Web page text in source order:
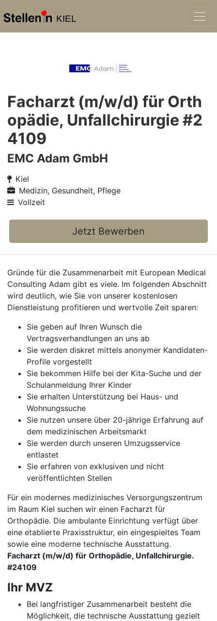
KIEL
Facharzt (m/w/d) für Orth
opädie, Unfallchirurgie #2
4109
EMC Adam GmbH
Kiel
Medizin, Gesundheit, Pflege
Vollzeit
Jetzt Bewerben
Gründe für die Zusammenarbeit mit European Medical
Consulting Adam gibt es viele. Im folgenden Abschnitt
wird deutlich, wie Sie von unserer kostenlosen
Dienstleistung profitieren und wertvolle Zeit sparen:
Sie geben auf Ihren Wunsch die
Vertragsverhandlungen an uns ab
Sie werden diskret mittels anonymer Kandidaten-
Profile vorgestellt
Sie bekommen Hilfe bei der Kita-Suche und der
Schulanmeldung Ihrer Kinder
Sie erhalten Unterstützung bei Haus- und
Wohnungssuche
Sie nutzen unsere über 20-jährige Erfahrung auf
dem medizinischen Arbeitsmarkt
Sie werden durch unseren Umzugsservice
entlastet
Sie erfahren von exklusiven und nicht
veröffentlichten Stellen
Für ein modernes medizinisches Versorgungszentrum
im Raum Kiel suchen wir einen Facharzt für
Orthopädie. Die ambulante Einrichtung verfügt über
eine etablierte Praxisstruktur, ein eingespieltes Team
sowie eine moderne technische Ausstattung.
Facharzt (m/w/d) für Orthopädie, Unfallchirurgie.
#24109
Ihr MVZ
Bei langfristiger Zusammenarbeit besteht die
Möglichkeit, die technische Ausstattung gezielt